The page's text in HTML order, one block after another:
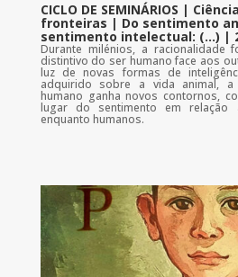
CICLO DE SEMINÁRIOS |
fronteiras | Do sentimento
sentimento intelectual: (…) |
Durante milénios, a racionalidade
distintivo do ser humano face aos
luz de novas formas de
adquirido sobre a vida animal,
humano ganha novos contornos,
lugar do sentimento em relação
enquanto humanos.